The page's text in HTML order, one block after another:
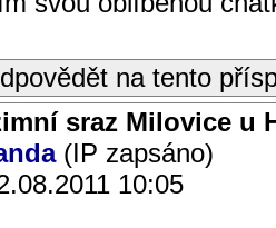
na tento
sraz Milovice u
(IP zapsáno)
10:05